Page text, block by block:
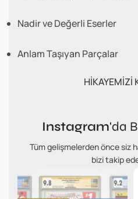
Nadir ve Değerli Eserler
Anlam Taşıyan Parçalar
HİKAYEMİZİ
Instagram'da
Tüm gelişmelerden önce siz
bizi takip